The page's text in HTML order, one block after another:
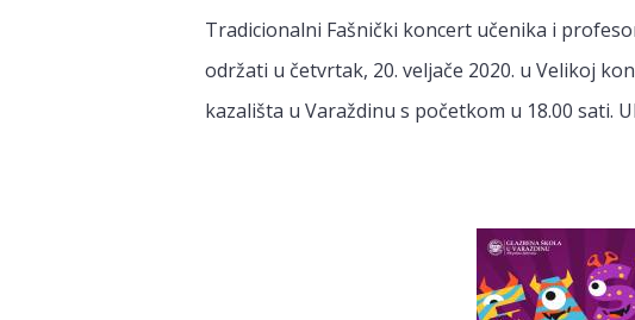
Tradicionalni Fašnički koncert učenika i
održati u četvrtak, 20. veljače 2020. u Velikoj
kazališta u Varaždinu s početkom u 18.00 sati.